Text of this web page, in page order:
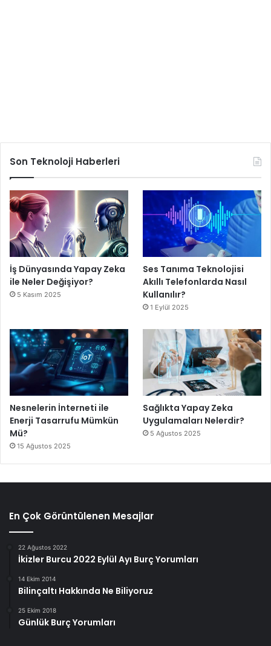
Son Teknoloji Haberleri
İş Dünyasında Yapay Zeka
ile Neler Değişiyor?
5 Kasım 2025
Ses Tanıma Teknolojisi
Akıllı Telefonlarda Nasıl
Kullanılır?
1 Eylül 2025
Nesnelerin İnterneti ile
Enerji Tasarrufu Mümkün
Mü?
15 Ağustos 2025
Sağlıkta Yapay Zeka
Uygulamaları Nelerdir?
5 Ağustos 2025
En Çok Görüntülenen Mesajlar
22 Ağustos 2022
İkizler Burcu 2022 Eylül Ayı Burç Yorumları
14 Ekim 2014
Bilinçaltı Hakkında Ne Biliyoruz
25 Ekim 2018
Günlük Burç Yorumları